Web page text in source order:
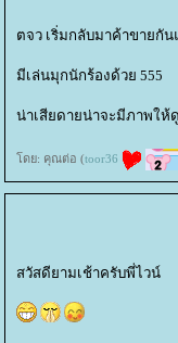
ตจว เริ่มกลับมาค้าขายกั
มีเล่นมุกนักร้องด้วย 555
น่าเสียดายน่าจะมีภาพให้
ดย: คุณต่อ (toor36
สวัสดียามเช้าครับพี่ไวน์